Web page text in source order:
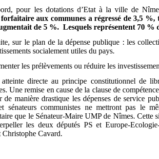
pour les dotations d’Etat à la ville de
aux communes a régressé de 3,5
de 5 %. Lesquels représentent 70 %
sur le plan de la dépense publique : les
socialement utiles du pays.
les prélèvements ou réduire les
directe au principe constitutionnel de
Une remise en cause de la clause de
de manière drastique les dépenses de service
sénateurs communistes ne mettront pas le
que le Sénateur-Maire UMP de Nîmes. Cette
les deux députés PS et Europe-
Christophe Cavard.